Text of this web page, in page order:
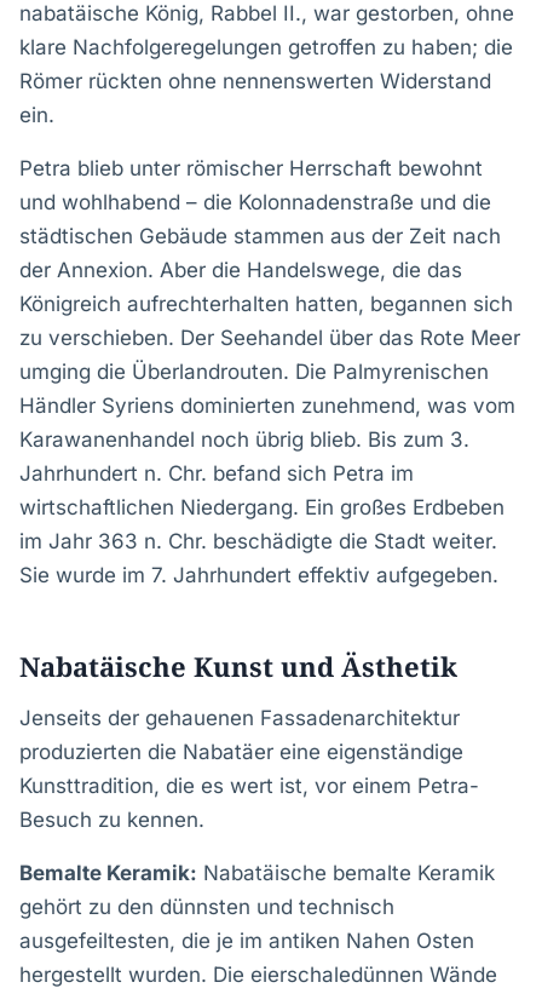
nabatäische König, Rabbel II., war gestorben, ohne
klare Nachfolgeregelungen getroffen zu haben; die
Römer rückten ohne nennenswerten Widerstand
ein.
Petra blieb unter römischer Herrschaft bewohnt
und wohlhabend – die Kolonnadenstraße und die
städtischen Gebäude stammen aus der Zeit nach
der Annexion. Aber die Handelswege, die das
Königreich aufrechterhalten hatten, begannen sich
zu verschieben. Der Seehandel über das Rote Meer
umging die Überlandrouten. Die Palmyrenischen
Händler Syriens dominierten zunehmend, was vom
Karawanenhandel noch übrig blieb. Bis zum 3.
Jahrhundert n. Chr. befand sich Petra im
wirtschaftlichen Niedergang. Ein großes Erdbeben
im Jahr 363 n. Chr. beschädigte die Stadt weiter.
Sie wurde im 7. Jahrhundert effektiv aufgegeben.
Nabatäische Kunst und Ästhetik
Jenseits der gehauenen Fassadenarchitektur
produzierten die Nabatäer eine eigenständige
Kunsttradition, die es wert ist, vor einem Petra-
Besuch zu kennen.
Bemalte Keramik: Nabatäische bemalte Keramik
gehört zu den dünnsten und technisch
ausgefeiltesten, die je im antiken Nahen Osten
hergestellt wurden. Die eierschaledünnen Wände